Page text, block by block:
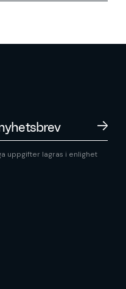
uppgifter lagras i enlighet